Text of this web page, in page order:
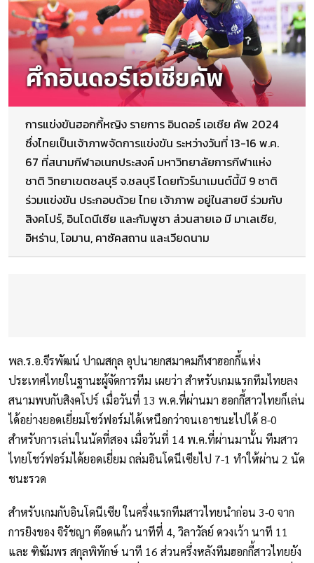
การแข่งขันฮอกกี้หญิง​ รายการ อินดอร์​ เอเชีย​ คัพ 2024​
ซึ่งไทยเป็นเจ้าภาพจัดการแข่งขัน ระหว่างวันที่ 13-16 พ.ค.​
67 ที่สนามกีฬาอเนกประสงค์​ มหาวิทยาลัย​การกีฬา​แห่ง
ชาติ​ วิทยาเขตชลบุรี​ จ.ชลบุรี โดยทัวร์นาเมนต์นี้มี​ 9​ ชาติ
ร่วมแข่งขัน​ ประกอบด้วย ​ไทย เจ้าภาพ อยู่ในสายบี ร่วมกับ​
สิงคโปร์, อินโดนีเซีย​ และกัมพูชา​ ส่วนสายเอ มี​ มาเลเซีย,
อิหร่าน, โอมาน, คาซัคสถาน​ และเวียดนาม
พล.ร.อ.จีรพัฒน์ ปาณสกุล อุปนายกสมาคมกีฬาฮอกกี้แห่ง
ประเทศไทยในฐานะผู้จัดการทีม เผยว่า สำหรับเกมแรกทีมไทยลง
สนามพบกับสิงคโปร์ เมื่อวันที่ 13 พ.ค.ที่ผ่านมา ฮอกกี้สาวไทยก็เล่น
ได้อย่างยอดเยี่ยมโชว์ฟอร์มได้เหนือกว่าจนเอาชนะไปได้ 8-0
สำหรับการเล่นในนัดที่สอง เมื่อวันที่ 14 พ.ค.ที่ผ่านมานั้น ทีมสาว
ไทยโชว์ฟอร์มได้ยอดเยี่ยม ถล่มอินโดนีเซียไป 7-1 ทำให้ผ่าน 2 นัด
ชนะรวด
สำหรับเกมกับอินโดนีเซีย ในครึ่งแรกทีมสาวไทยนำก่อน 3-0 จาก
การยิงของ จิรัชญา ต๊อดแก้ว นาทีที่ 4, วิลาวัลย์ ดวงเว้า นาที 11
และ ฑิฆัมพร สกุลพิทักษ์ นาที 16 ส่วนครึ่งหลังทีมฮอกกี้สาวไทยยัง